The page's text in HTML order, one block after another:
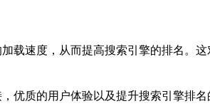
载速度，从而提高搜索引擎的排名。
优质的用户体验以及提升搜索引擎排